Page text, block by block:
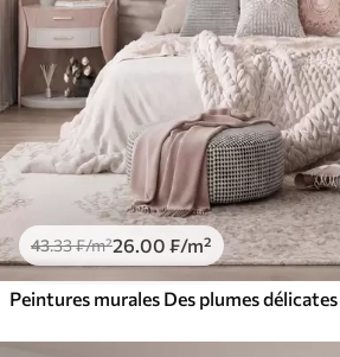
43.33₣/m²26.00 ₣/m²